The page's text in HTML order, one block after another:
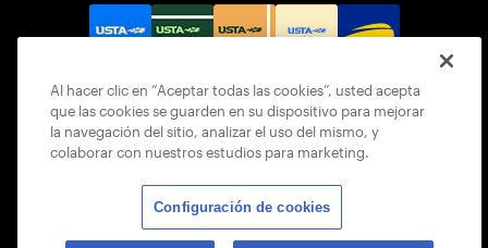
© 2026 USTA ALL RIGHTS RESERVED
Al hacer clic en “Aceptar todas las cookies”, usted acepta
que las cookies se guarden en su dispositivo para mejorar
la navegación del sitio, analizar el uso del mismo, y
colaborar con nuestros estudios para marketing.
Configuración de cookies